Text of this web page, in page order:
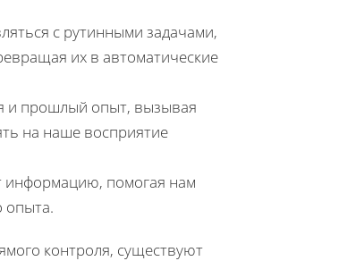
с рутинными задачами,
их в автоматические
и прошлый опыт, вызывая
на наше восприятие
информацию, помогая нам
опыта.
контроля, существуют